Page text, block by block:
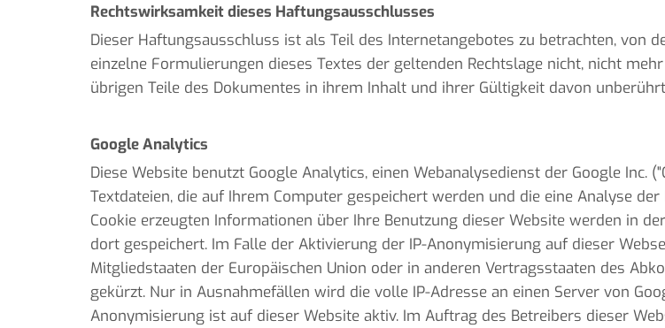
Rechtswirksamkeit dieses Haftungsausschlusses
Dieser Haftungsausschluss ist als Teil des Internetangebotes zu betrachten, von
einzelne Formulierungen dieses Textes der geltenden Rechtslage nicht, nicht
übrigen Teile des Dokumentes in ihrem Inhalt und ihrer Gültigkeit davon
Google Analytics
Diese Website benutzt Google Analytics, einen Webanalysedienst der Google Inc.
Textdateien, die auf Ihrem Computer gespeichert werden und die eine Analyse
Cookie erzeugten Informationen über Ihre Benutzung dieser Website werden in
dort gespeichert. Im Falle der Aktivierung der IP-Anonymisierung auf dieser
Mitgliedstaaten der Europäischen Union oder in anderen Vertragsstaaten des
gekürzt. Nur in Ausnahmefällen wird die volle IP-Adresse an einen Server von
Anonymisierung ist auf dieser Website aktiv. Im Auftrag des Betreibers dieser